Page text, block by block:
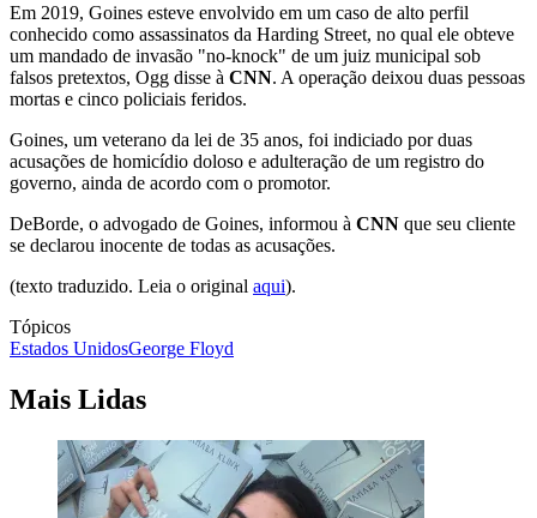
Em 2019, Goines esteve envolvido em um caso de alto perfil
conhecido como assassinatos da Harding Street, no qual ele obteve
um mandado de invasão "no-knock" de um juiz municipal sob
falsos pretextos, Ogg disse à CNN. A operação deixou duas pessoas
mortas e cinco policiais feridos.
Goines, um veterano da lei de 35 anos, foi indiciado por duas
acusações de homicídio doloso e adulteração de um registro do
governo, ainda de acordo com o promotor.
DeBorde, o advogado de Goines, informou à CNN que seu cliente
se declarou inocente de todas as acusações.
(texto traduzido. Leia o original aqui).
Tópicos
Estados UnidosGeorge Floyd
Mais Lidas